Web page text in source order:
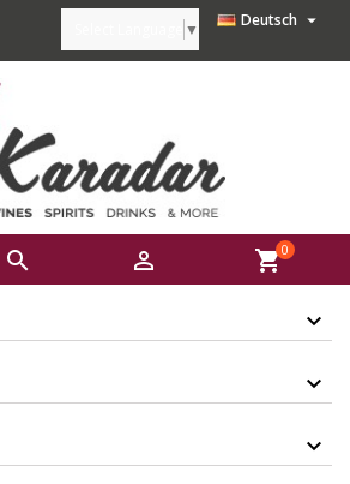
Deutsch 
▼
  shopping_cart0